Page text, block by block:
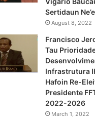
Sertidaun
August 8, 2022
Francisco
Tau
Infrastrutura
Hafoin Re-
Presidente
2022-2026
March 1, 2022